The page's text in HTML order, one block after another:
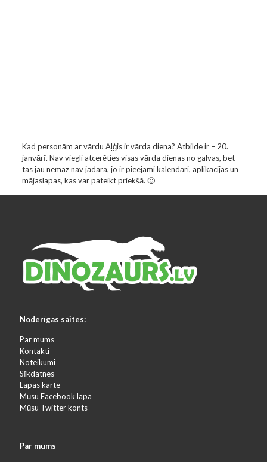
Kad personām ar vārdu Aļģis ir vārda diena? Atbilde ir – 20.
janvārī. Nav viegli atcerēties visas vārda dienas no galvas, bet
tas jau nemaz nav jādara, jo ir pieejami kalendāri, aplikācijas un
mājaslapas, kas var pateikt priekšā. 🙂
Noderīgas saites:
Par mums
Kontakti
Noteikumi
Sīkdatnes
Lapas karte
Mūsu Facebook lapa
Mūsu Twitter konts
Par mums